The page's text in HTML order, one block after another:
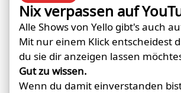
Nix verpassen auf
Alle Shows von Yello gibt's auch
Mit nur einem Klick entscheidest
du sie dir anzeigen lassen
Gut zu wissen.
Wenn du damit einverstanden